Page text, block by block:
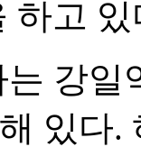
하고 있
강
있다.